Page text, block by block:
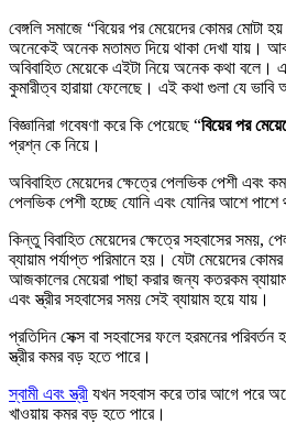
বেঙ্গলি সমাজে “বিয়ের পর মেয়েদের কোমর মোটা
অনেকেই অনেক মতামত দিয়ে থাকা দেখা যায়।
অবিবাহিত মেয়েকে এইটা নিয়ে অনেক কথা বলে।
কুমারীত্ব হারায়া ফেলেছে। এই কথা গুলা যে ভাবি
বিজ্ঞানিরা গবেষণা করে কি পেয়েছে “বিয়ের পর
প্রশ্ন কে নিয়ে।
অবিবাহিত মেয়েদের ক্ষেত্রে পেলভিক পেশী এবং
পেলভিক পেশী হচ্ছে যোনি এবং যোনির আশে পাশে
কিন্তু বিবাহিত মেয়েদের ক্ষেত্রে সহবাসের সময়,
ব্যায়াম পর্যাপ্ত পরিমানে হয়। যেটা মেয়েদের
আজকালের মেয়েরা পাছা করার জন্য কতরকম
এবং স্ত্রীর সহবাসের সময় সেই ব্যায়াম হয়ে যায়।
প্রতিদিন সেক্স বা সহবাসের ফলে হরমনের পরিবর্তন
স্ত্রীর কমর বড় হতে পারে।
স্বামী এবং স্ত্রী যখন সহবাস করে তার আগে পরে
খাওয়ায় কমর বড় হতে পারে।